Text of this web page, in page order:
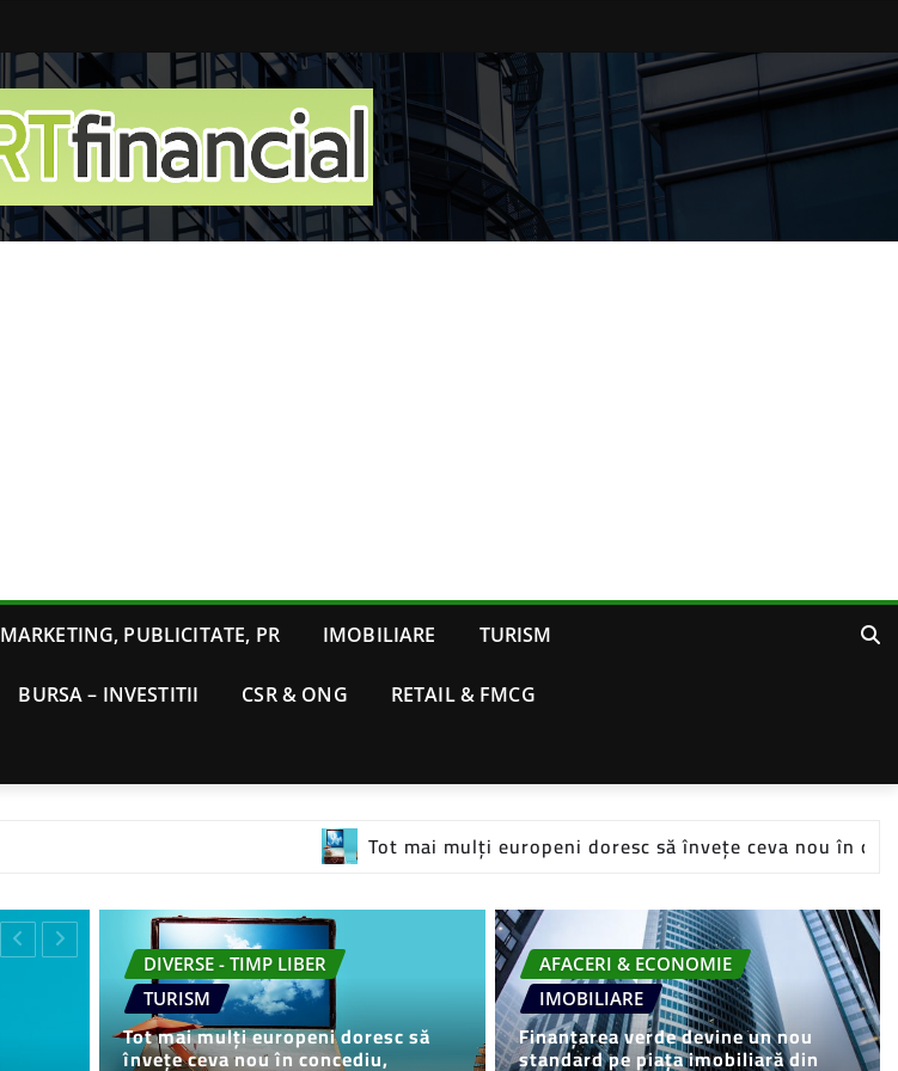
MARKETING, PUBLICITATE, PR IMOBILIARE TURISM
BURSA – INVESTITII CSR & ONG RETAIL & FMCG
Tot mai mulți europeni doresc să învețe ceva nou în concediu,
DIVERSE - TIMP LIBER
TURISM
Tot mai mulți europeni doresc să
învețe ceva nou în concediu,
AFACERI & ECONOMIE
IMOBILIARE
Finanțarea verde devine un nou
standard pe piața imobiliară din